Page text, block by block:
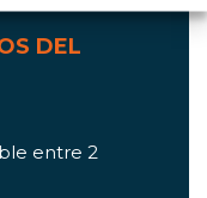
DEL
entre 2